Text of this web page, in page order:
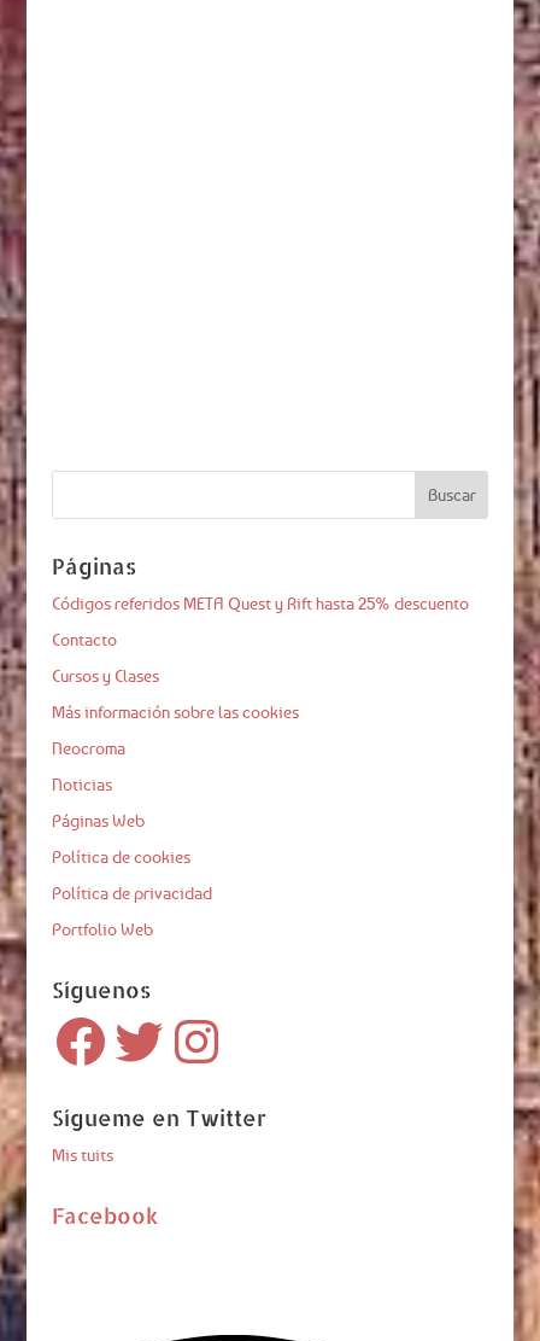
Páginas
Códigos referidos META Quest y Rift hasta 25% descuento
Contacto
Cursos y Clases
Más información sobre las cookies
Neocroma
Noticias
Páginas Web
Política de cookies
Política de privacidad
Portfolio Web
Síguenos
Facebook Twitter Instagram
Sígueme en Twitter
Mis tuits
Facebook